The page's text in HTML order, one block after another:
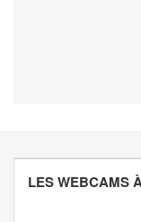
LES WEBCAMS